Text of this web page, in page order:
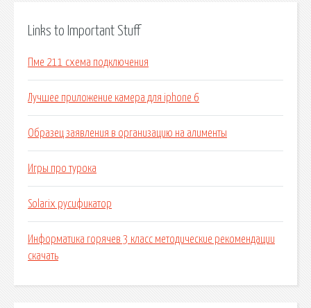
Links to Important Stuff
Пме 211 схема подключения
Лучшее приложение камера для iphone 6
Образец заявления в организацию на алименты
Игры про турока
Solarix русификатор
Информатика горячев 3 класс методические рекомендации
скачать